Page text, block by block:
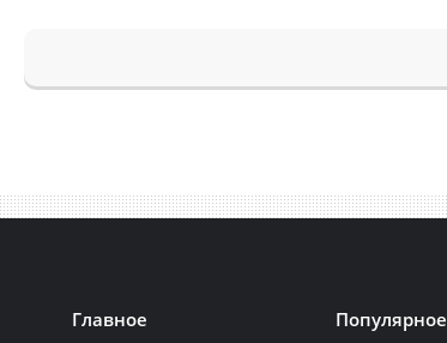
Главное Популярное